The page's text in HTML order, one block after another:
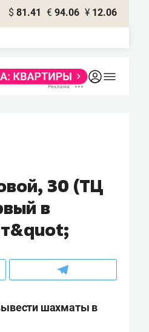
$ 81.41 € 94.06 ¥ 12.06
30 (ТЦ
в
шахматы в